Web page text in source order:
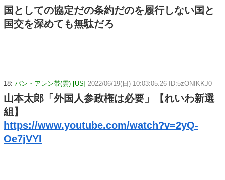
国としての協定だの条約だのを履行しない国と
国交を深めても無駄だろ
18: バン・アレン帯(雲) [US] 2022/06/19(日) 10:03:05.26 ID:5zONIKKJ0
山本太郎「外国人参政権は必要」【れいわ新選
組】
https://www.youtube.com/watch?v=2yQ-
Oe7jVYI